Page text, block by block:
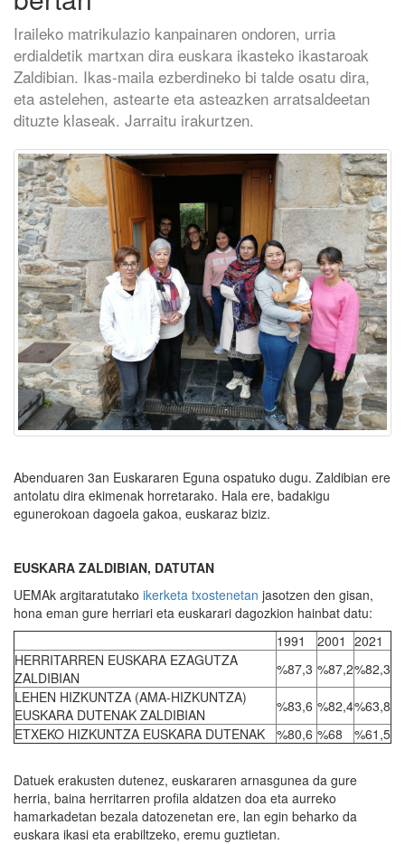
Iraileko matrikulazio kanpainaren ondoren, urria
erdialdetik martxan dira euskara ikasteko ikastaroak
Zaldibian. Ikas-maila ezberdineko bi talde osatu dira,
eta astelehen, astearte eta asteazken arratsaldeetan
dituzte klaseak. Jarraitu irakurtzen.
Abenduaren 3an Euskararen Eguna ospatuko dugu. Zaldibian ere
antolatu dira ekimenak horretarako. Hala ere, badakigu
egunerokoan dagoela gakoa, euskaraz biziz.
EUSKARA ZALDIBIAN, DATUTAN
UEMAk argitaratutako ikerketa txostenetan jasotzen den gisan,
hona eman gure herriari eta euskarari dagozkion hainbat datu:
1991
2001 2021
HERRITARREN EUSKARA EZAGUTZA
ZALDIBIAN
%87,3 %87,2%82,3
LEHEN HIZKUNTZA (AMA-HIZKUNTZA)
EUSKARA DUTENAK ZALDIBIAN
%83,6 %82,4%63,8
ETXEKO HIZKUNTZA EUSKARA DUTENAK
%80,6 %68 %61,5
Datuek erakusten dutenez, euskararen arnasgunea da gure
herria, baina herritarren profila aldatzen doa eta aurreko
hamarkadetan bezala datozenetan ere, lan egin beharko da
euskara ikasi eta erabiltzeko, eremu guztietan.